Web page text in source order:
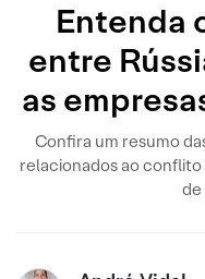
Entenda
entre
as
Confira um resumo
relacionados ao conflito
de